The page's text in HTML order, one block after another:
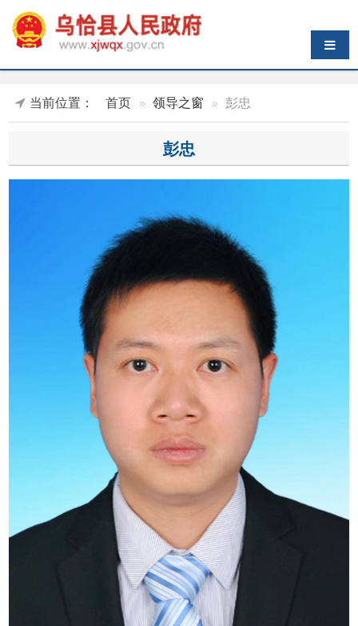
导航切换
乌恰县公共就业服务中心主任